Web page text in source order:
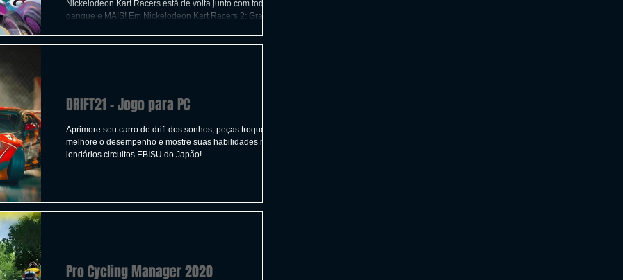
FILMES
Nickelodeon Kart Racers está de volta junto com toda a
gangue e MAIS! Em Nickelodeon Kart Racers 2: Grand
DRIFT21 - Jogo para PC
Aprimore seu carro de drift dos sonhos, peças troque,
melhore o desempenho e mostre suas habilidades nos
lendários circuitos EBISU do Japão!
Pro Cycling Manager 2020